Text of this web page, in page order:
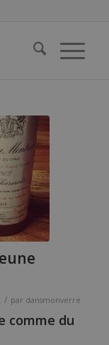
/ par dansmonverre
comme du